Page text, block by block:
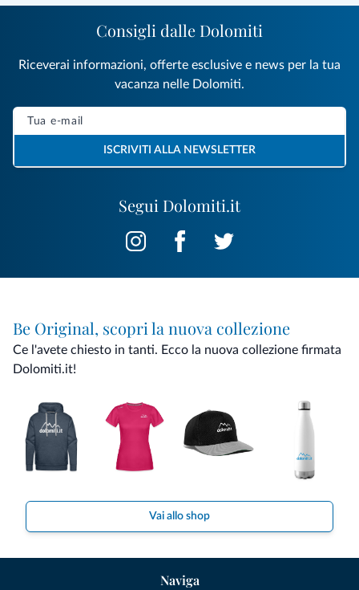
Segui Dolomiti.it
Consigli dalle Dolomiti
Riceverai informazioni, offerte esclusive e news per la tua
vacanza nelle Dolomiti.
ISCRIVITI ALLA NEWSLETTER
Be Original, scopri la nuova collezione
Ce l'avete chiesto in tanti. Ecco la nuova collezione firmata
Dolomiti.it!
Vai allo shop
Naviga